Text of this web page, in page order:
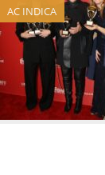
AC INDICA